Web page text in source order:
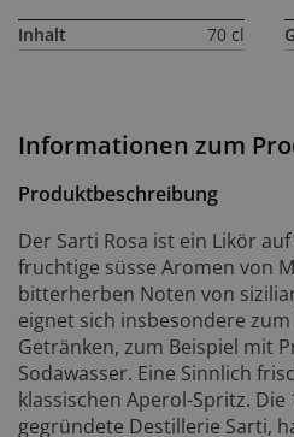
Informationen zum
Produktbeschreibung
Der Sarti Rosa ist ein Likör
fruchtige süsse Aromen von
bitterherben Noten von
eignet sich insbesondere
Getränken, zum Beispiel mit
Sodawasser. Eine Sinnlich
klassischen Aperol-Spritz. Die
gegründete Destillerie Sarti,
Inhalt 70 cl